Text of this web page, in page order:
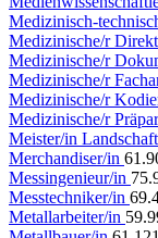
Medizinisch-
Medizinische/r
Medizinische/r
Medizinische/r
Medizinische/r
Medizinische/r
Meister/in
Merchandiser/in
Messingenieur/in
Messtechniker/in
Metallarbeiter/in